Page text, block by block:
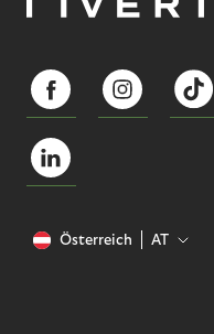
Österreich AT